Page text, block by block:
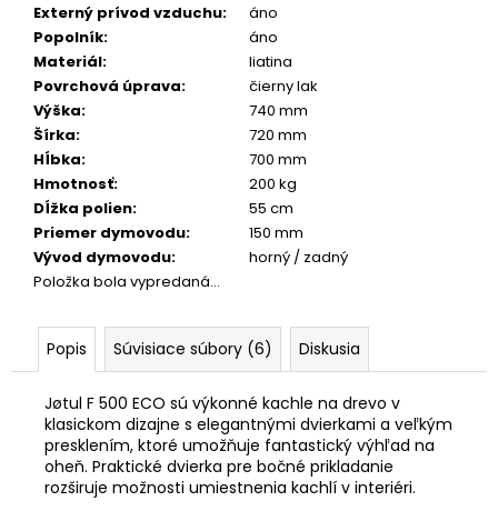
Externý prívod vzduchu:
áno
Popolník:
áno
Materiál:
liatina
Povrchová úprava:
čierny lak
Výška:
740 mm
Šírka:
720 mm
Hĺbka:
700 mm
Hmotnosť:
200 kg
Dĺžka polien:
55 cm
Priemer dymovodu:
150 mm
Vývod dymovodu:
horný / zadný
Položka bola vypredaná…
Popis Súvisiace súbory (6) Diskusia
Jøtul F 500 ECO sú výkonné kachle na drevo v
klasickom dizajne s elegantnými dvierkami a veľkým
presklením, ktoré umožňuje fantastický výhľad na
oheň. Praktické dvierka pre bočné prikladanie
rozširuje možnosti umiestnenia kachlí v interiéri.